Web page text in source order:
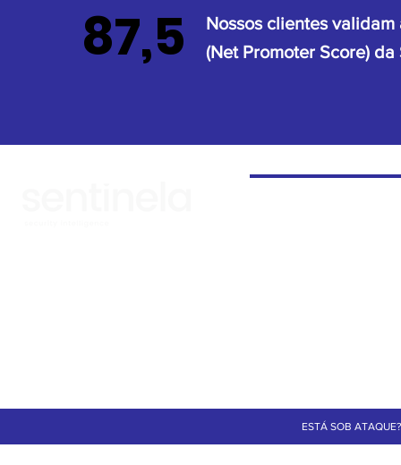
87,5
Nossos clientes validam
(Net Promoter Score)
ESTÁ SOB